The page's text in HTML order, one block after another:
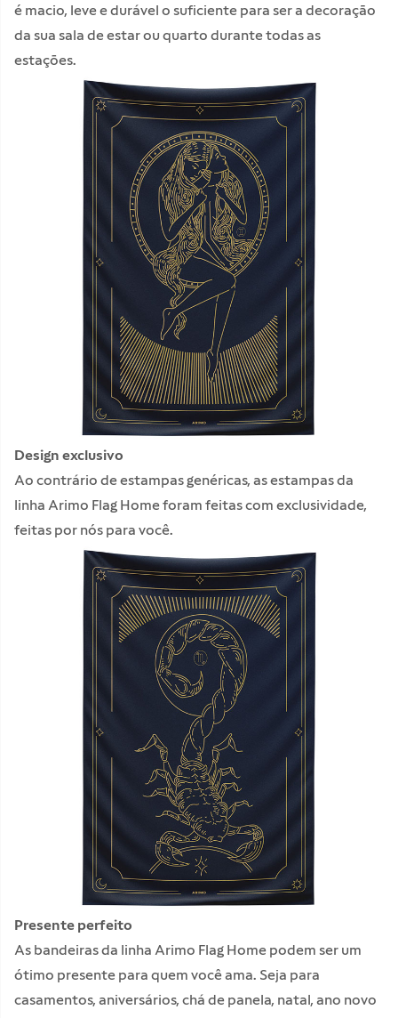
é macio, leve e durável o suficiente para ser a decoração
da sua sala de estar ou quarto durante todas as
estações.
Design exclusivo
Ao contrário de estampas genéricas, as estampas da
linha Arimo Flag Home foram feitas com exclusividade,
feitas por nós para você.
Presente perfeito
As bandeiras da linha Arimo Flag Home podem ser um
ótimo presente para quem você ama. Seja para
casamentos, aniversários, chá de panela, natal, ano novo